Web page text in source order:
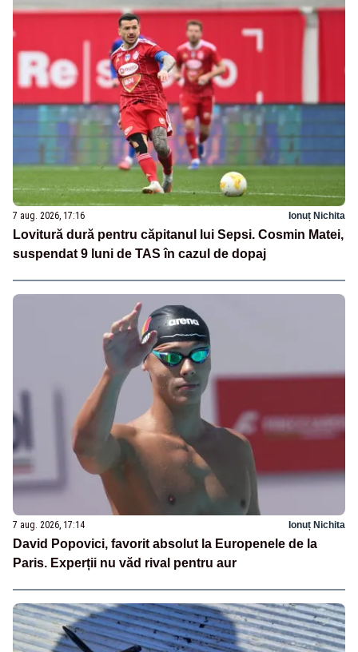
7 aug. 2026, 17:16 Ionuț Nichita
Lovitură dură pentru căpitanul lui Sepsi. Cosmin Matei,
suspendat 9 luni de TAS în cazul de dopaj
7 aug. 2026, 17:14 Ionuț Nichita
David Popovici, favorit absolut la Europenele de la
Paris. Experții nu văd rival pentru aur